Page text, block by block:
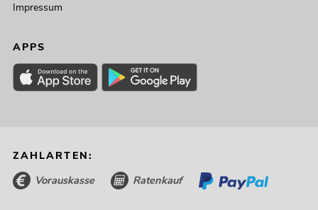
Impressum
APPS
ZAHLARTEN:
Vorauskasse Ratenkauf